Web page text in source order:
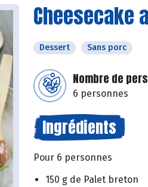
Cheesecake
Dessert Sans porc
Nombre de
6 personnes
Ingrédients
Pour 6 personnes
150 g de Palet breton